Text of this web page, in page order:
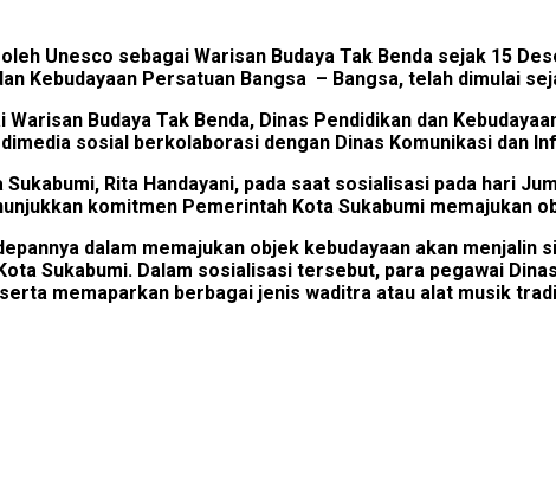
Unesco sebagai Warisan Budaya Tak Benda sejak 15
Kebudayaan Persatuan Bangsa – Bangsa, telah dimulai
Budaya Tak Benda, Dinas Pendidikan dan
sosial berkolaborasi dengan Dinas Komunikasi dan
Sukabumi, Rita Handayani, pada saat sosialisasi pada hari
komitmen Pemerintah Kota Sukabumi memajukan
dalam memajukan objek kebudayaan akan
Sukabumi. Dalam sosialisasi tersebut, para pegawai
memaparkan berbagai jenis waditra atau alat musik